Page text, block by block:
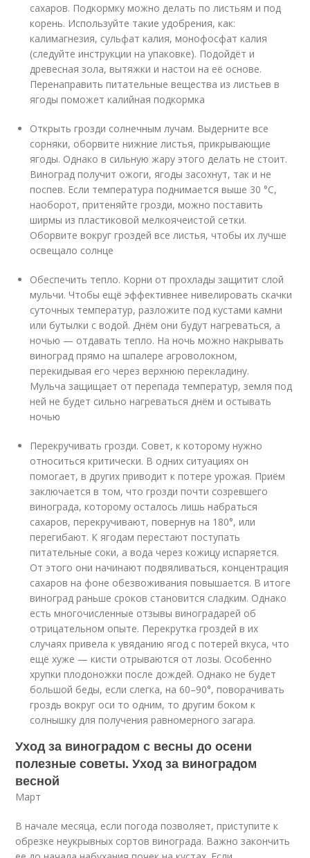
сахаров. Подкормку можно делать по листьям и под
корень. Используйте такие удобрения, как:
калимагнезия, сульфат калия, монофосфат калия
(следуйте инструкции на упаковке). Подойдёт и
древесная зола, вытяжки и настои на её основе.
Перенаправить питательные вещества из листьев в
ягоды поможет калийная подкормка
Открыть грозди солнечным лучам. Выдерните все
сорняки, оборвите нижние листья, прикрывающие
ягоды. Однако в сильную жару этого делать не стоит.
Виноград получит ожоги, ягоды засохнут, так и не
поспев. Если температура поднимается выше 30 °C,
наоборот, притеняйте грозди, можно поставить
ширмы из пластиковой мелкоячеистой сетки.
Оборвите вокруг гроздей все листья, чтобы их лучше
освещало солнце
Обеспечить тепло. Корни от прохлады защитит слой
мульчи. Чтобы ещё эффективнее нивелировать скачки
суточных температур, разложите под кустами камни
или бутылки с водой. Днём они будут нагреваться, а
ночью — отдавать тепло. На ночь можно накрывать
виноград прямо на шпалере агроволокном,
перекидывая его через верхнюю перекладину.
Мульча защищает от перепада температур, земля под
ней не будет сильно нагреваться днём и остывать
ночью
Перекручивать грозди. Совет, к которому нужно
относиться критически. В одних ситуациях он
помогает, в других приводит к потере урожая. Приём
заключается в том, что грозди почти созревшего
винограда, которому осталось лишь набраться
сахаров, перекручивают, повернув на 180°, или
перегибают. К ягодам перестают поступать
питательные соки, а вода через кожицу испаряется.
От этого они начинают подвяливаться, концентрация
сахаров на фоне обезвоживания повышается. В итоге
виноград раньше сроков становится сладким. Однако
есть многочисленные отзывы виноградарей об
отрицательном опыте. Перекрутка гроздей в их
случаях привела к увяданию ягод с потерей вкуса, что
ещё хуже — кисти отрываются от лозы. Особенно
хрупки плодоножки после дождей. Однако не будет
большой беды, если слегка, на 60–90°, поворачивать
гроздь вокруг оси то одним, то другим боком к
солнышку для получения равномерного загара.
Уход за виноградом с весны до осени
полезные советы. Уход за виноградом
весной
Март
В начале месяца, если погода позволяет, приступите к
обрезке неукрывных сортов винограда. Важно закончить